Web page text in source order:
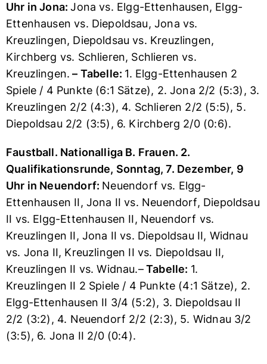
Uhr in Jona:Jona vs. Elgg-Ettenhausen, Elgg-
Ettenhausen vs. Diepoldsau, Jona vs.
Kreuzlingen, Diepoldsau vs. Kreuzlingen,
Kirchberg vs. Schlieren, Schlieren vs.
Kreuzlingen. – Tabelle: 1. Elgg-Ettenhausen 2
Spiele / 4 Punkte (6:1 Sätze), 2. Jona 2/2 (5:3), 3.
Kreuzlingen 2/2 (4:3), 4. Schlieren 2/2 (5:5), 5.
Diepoldsau 2/2 (3:5), 6. Kirchberg 2/0 (0:6).
Faustball. Nationalliga B. Frauen. 2.
Qualifikationsrunde, Sonntag, 7. Dezember, 9
Uhr in Neuendorf: Neuendorf vs. Elgg-
Ettenhausen II, Jona II vs. Neuendorf, Diepoldsau
II vs. Elgg-Ettenhausen II, Neuendorf vs.
Kreuzlingen II, Jona II vs. Diepoldsau II, Widnau
vs. Jona II, Kreuzlingen II vs. Diepoldsau II,
Kreuzlingen II vs. Widnau.–Tabelle: 1.
Kreuzlingen II 2 Spiele / 4 Punkte (4:1 Sätze), 2.
Elgg-Ettenhausen II 3/4 (5:2), 3. Diepoldsau II
2/2 (3:2), 4. Neuendorf 2/2 (2:3), 5. Widnau 3/2
(3:5), 6. Jona II 2/0 (0:4).